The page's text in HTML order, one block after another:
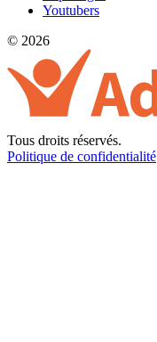
Youtubers
© 2026
Tous droits réservés.
Politique de confidentialité